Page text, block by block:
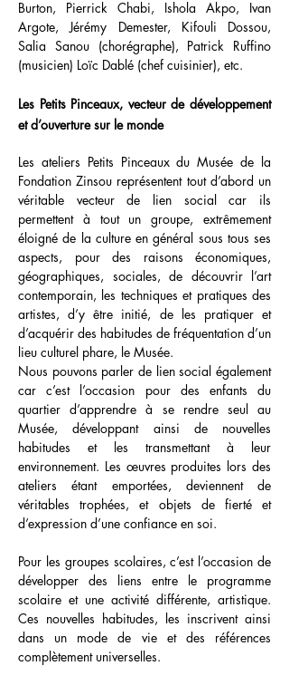
Burton, Pierrick Chabi, Ishola Akpo, Ivan
Argote, Jérémy Demester, Kifouli Dossou,
Salia Sanou (chorégraphe), Patrick Ruffino
(musicien) Loïc Dablé (chef cuisinier), etc.
Les Petits Pinceaux, vecteur de développement
et d’ouverture sur le monde
Les ateliers Petits Pinceaux du Musée de la
Fondation Zinsou représentent tout d’abord un
véritable vecteur de lien social car ils
permettent à tout un groupe, extrêmement
éloigné de la culture en général sous tous ses
aspects, pour des raisons économiques,
géographiques, sociales, de découvrir l’art
contemporain, les techniques et pratiques des
artistes, d’y être initié, de les pratiquer et
d’acquérir des habitudes de fréquentation d’un
lieu culturel phare, le Musée.
Nous pouvons parler de lien social également
car c’est l’occasion pour des enfants du
quartier d’apprendre à se rendre seul au
Musée, développant ainsi de nouvelles
habitudes et les transmettant à leur
environnement. Les œuvres produites lors des
ateliers étant emportées, deviennent de
véritables trophées, et objets de fierté et
d’expression d’une confiance en soi.
Pour les groupes scolaires, c’est l’occasion de
développer des liens entre le programme
scolaire et une activité différente, artistique.
Ces nouvelles habitudes, les inscrivent ainsi
dans un mode de vie et des références
complètement universelles.